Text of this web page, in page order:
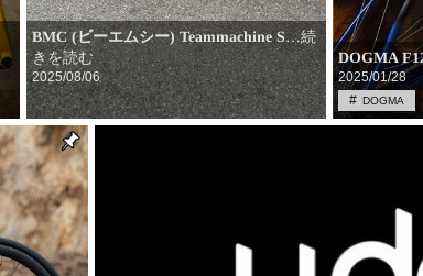
BMC (ビーエムシー) Teammachine S…続
きを読む
2025/08/06
DOGMA
2025/01/28
DOGMA